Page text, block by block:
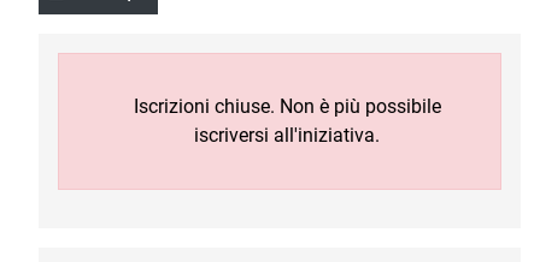
Iscrizioni chiuse. Non è più possibile
iscriversi all'iniziativa.